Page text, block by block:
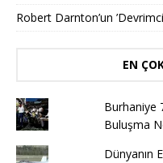
Robert Darnton’un
EN
Burhaniye
Buluşma
Dünyanın